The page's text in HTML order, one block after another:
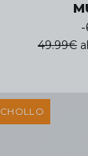
-
49.99€
CHOLLO